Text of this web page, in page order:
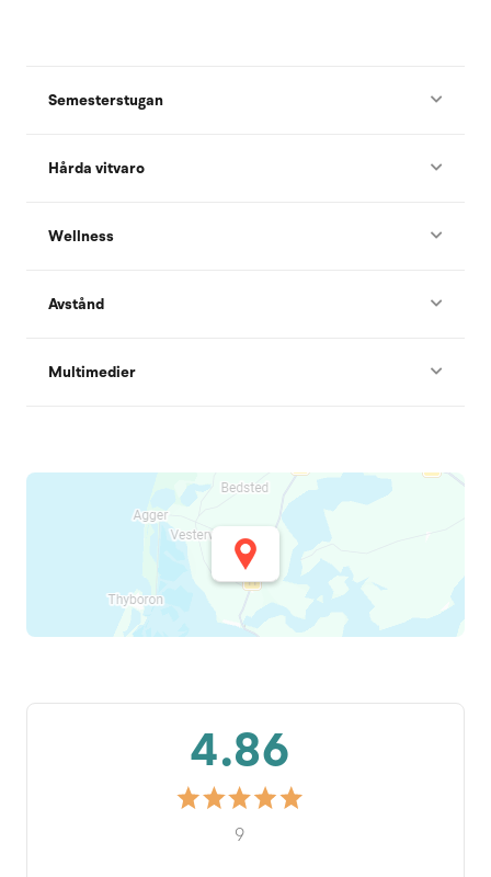
Semesterstugan
Hårda vitvaro
Wellness
Avstånd
Multimedier
4.86
9